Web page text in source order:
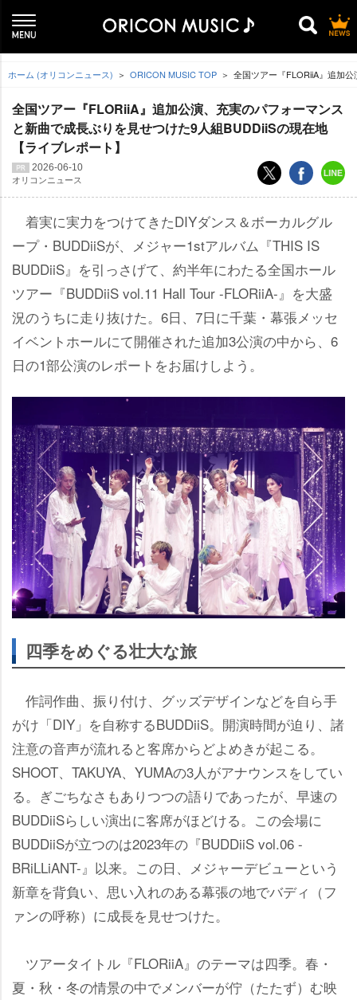
ホーム (オリコンニュース) ORICON MUSIC TOP 全国ツアー『FLORiiA』追加
全国ツアー『FLORiiA』追加公演、充実のパフォーマンス
と新曲で成長ぶりを見せつけた9人組BUDDiiSの現在地
【ライブレポート】
2026-06-10
オリコンニュース
着実に実力をつけてきたDIYダンス＆ボーカルグル
ープ・BUDDiiSが、メジャー1stアルバム『THIS IS
BUDDiiS』を引っさげて、約半年にわたる全国ホール
ツアー『BUDDiiS vol.11 Hall Tour -FLORiiA-』を大盛
況のうちに走り抜けた。6日、7日に千葉・幕張メッセ
イベントホールにて開催された追加3公演の中から、6
日の1部公演のレポートをお届けしよう。
四季をめぐる壮大な旅
作詞作曲、振り付け、グッズデザインなどを自ら手
がけ「DIY」を自称するBUDDiiS。開演時間が迫り、諸
注意の音声が流れると客席からどよめきが起こる。
SHOOT、TAKUYA、YUMAの3人がアナウンスをしてい
る。ぎごちなさもありつつの語りであったが、早速の
BUDDiiSらしい演出に客席がほどける。この会場に
BUDDiiSが立つのは2023年の『BUDDiiS vol.06 -
BRiLLiANT-』以来。この日、メジャーデビューという
新章を背負い、思い入れのある幕張の地でバディ（フ
ァンの呼称）に成長を見せつけた。
ツアータイトル『FLORiiA』のテーマは四季。春・
夏・秋・冬の情景の中でメンバーが佇（たたず）む映